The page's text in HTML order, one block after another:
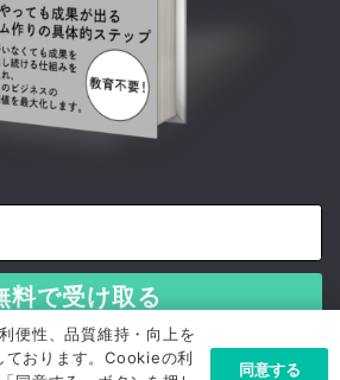
便性、品質維持・向上を
おります。Cookieの利
同意する